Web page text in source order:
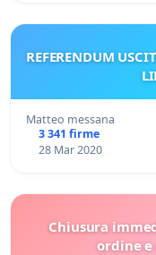
REFERENDUM USCITA UNIONE EUROPEA e ritorno alla
Matteo messana
3 341 firme
28 Mar 2020
Chiusura
ordine e